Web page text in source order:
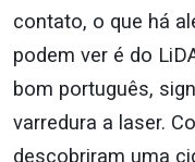
contato, o que há
podem ver é do
bom português,
varredura a laser.
descobriram uma